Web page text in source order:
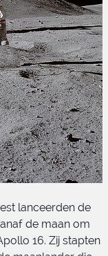
lanceerden de
de maan om
16. Zij stapten